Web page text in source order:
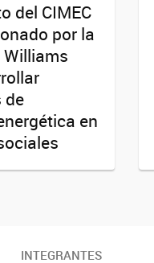
del CIMEC
por la
de
en
INTEGRANTES